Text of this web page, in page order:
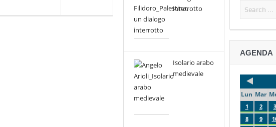
interrotto
Isolario arabo
medievale
AGENDA
Lun Mar
1 2 3
8
9